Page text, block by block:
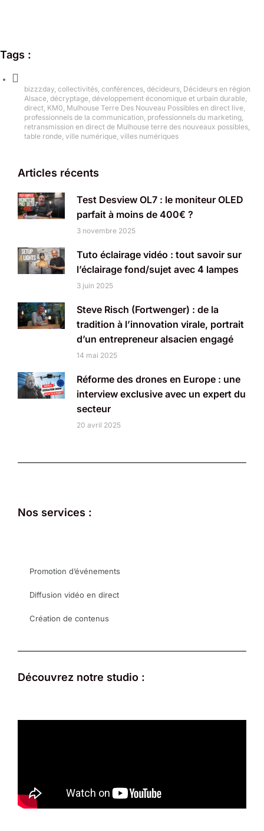
Tags :
bizzzday, collectivités, conférences, décideurs, Décideurs en région
Alsace, décryptage, développement économique et urbain durable,
direct, KM0, Mulhouse Terre Des Nouveau Possibles en direct live,
professionnels de la communication, professionnels du marketing,
retransmission en direct de Mulhouse terre des nouveaux possibles,
table ronde, ville numérique, villes numériques
Articles récents
Test Desview OL7 : le moniteur OLED
parfait à moins de 400€ ?
3 novembre 2025
Tuto éclairage vidéo : tout savoir sur
l’éclairage fond/sujet avec 4 lampes
3 juin 2025
Steve Risch (Fortwenger) : de la
tradition à l’innovation virale, portrait
d’un entrepreneur alsacien engagé
14 mai 2025
Réforme des drones en Europe : une
interview exclusive avec un expert du
secteur
20 avril 2025
Nos services :
Promotion d’événements
Diffusion vidéo en direct
Création de contenus
Découvrez notre studio :